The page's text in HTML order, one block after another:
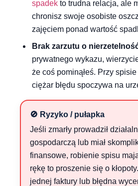
spadek to trudna relacja, ale
chronisz swoje osobiste
zajęciem ponad wartość
Brak zarzutu o
prywatnego wykazu,
że coś pominąłeś. Przy
ciężar błędu spoczywa na
🚫 Ryzyko / pułapka
Jeśli zmarły prowadził
gospodarczą lub miał
finansowe, robienie spisu
rękę to proszenie się o
jednej faktury lub błędna